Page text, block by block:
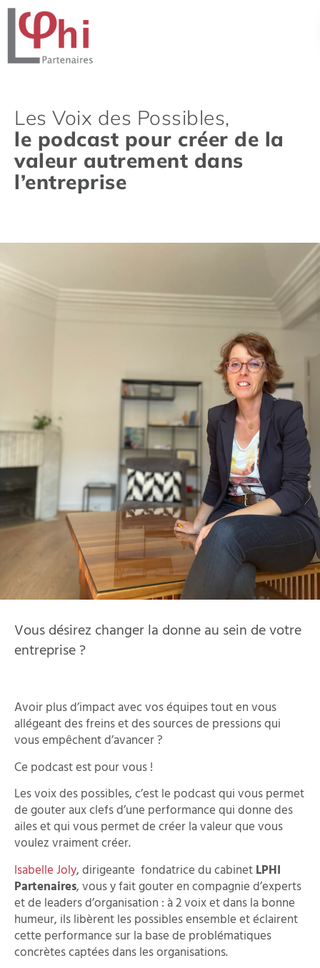
Les Voix des Possibles,
le podcast pour créer de la
valeur autrement dans
l’entreprise
Vous désirez changer la donne au sein de votre
entreprise ?
Avoir plus d’impact avec vos équipes tout en vous
allégeant des freins et des sources de pressions qui
vous empêchent d’avancer ?
Ce podcast est pour vous !
Les voix des possibles, c’est le podcast qui vous permet
de gouter aux clefs d’une performance qui donne des
ailes et qui vous permet de créer la valeur que vous
voulez vraiment créer.
Isabelle Joly, dirigeante fondatrice du cabinetLPHI
Partenaires, vous y fait gouter en compagnie d’experts
et de leaders d’organisation : à 2 voix et dans la bonne
humeur, ils libèrent les possibles ensemble et éclairent
cette performance sur la base de problématiques
concrètes captées dans les organisations.